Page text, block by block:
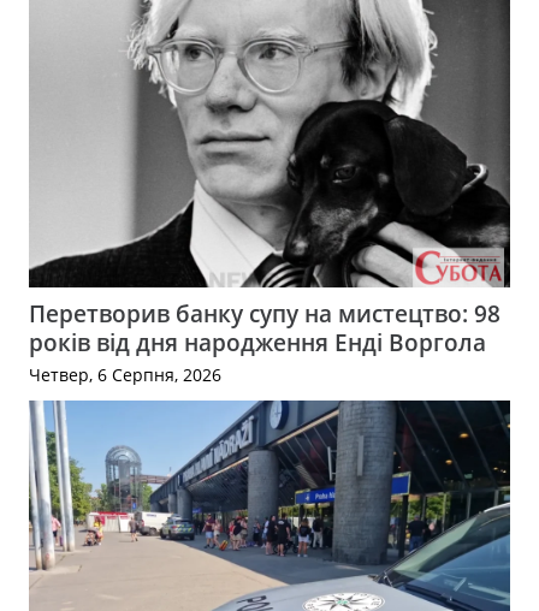
Перетворив банку супу на мистецтво: 98
років від дня народження Енді Воргола
Четвер, 6 Серпня, 2026